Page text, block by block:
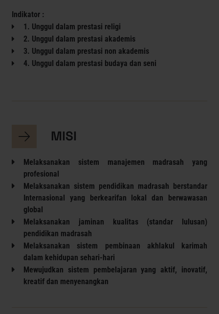
Indikator :
1. Unggul dalam prestasi religi
2. Unggul dalam prestasi akademis
3. Unggul dalam prestasi non akademis
4. Unggul dalam prestasi budaya dan seni
MISI
Melaksanakan sistem manajemen madrasah yang
profesional
Melaksanakan sistem pendidikan madrasah berstandar
Internasional yang berkearifan lokal dan berwawasan
global
Melaksanakan jaminan kualitas (standar lulusan)
pendidikan madrasah
Melaksanakan sistem pembinaan akhlakul karimah
dalam kehidupan sehari-hari
Mewujudkan sistem pembelajaran yang aktif, inovatif,
kreatif dan menyenangkan